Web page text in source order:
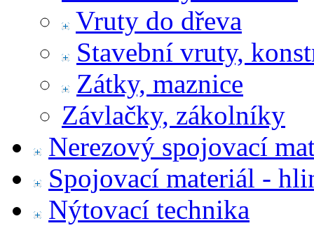
Vruty do dřeva
Stavební vruty,
Zátky, maznice
Závlačky, zákolníky
Nerezový spojovací
Spojovací materiál -
Nýtovací technika